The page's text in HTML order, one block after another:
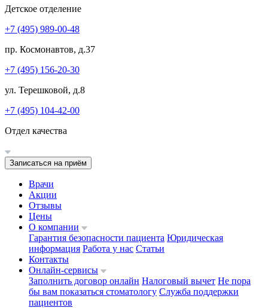
Детское отделение
+7 (495) 989-00-48
пр. Космонавтов, д.37
+7 (495) 156-20-30
ул. Терешковой, д.8
+7 (495) 104-42-00
Отдел качества
Записаться на приём
Врачи
Акции
Отзывы
Цены
О компании
Гарантия безопасности пациента Юридическая
информация Работа у нас Статьи
Контакты
Онлайн-сервисы
Заполнить договор онлайн Налоговый вычет Не пора
бы вам показаться стоматологу Служба поддержки
пациентов